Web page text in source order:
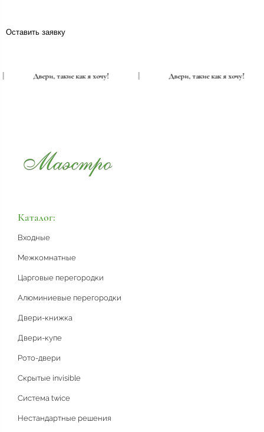
Оставить заявку
Двери, такие как я хочу! Двери, такие как я хочу!
Каталог:
Входные
Межкомнатные
Царговые перегородки
Алюминиевые перегородки
Двери-книжка
Двери-купе
Рото-двери
Скрытые invisible
Система twice
Нестандартные решения